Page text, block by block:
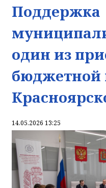
Поддержка
один из
бюджетной
14.05.2026 13:25